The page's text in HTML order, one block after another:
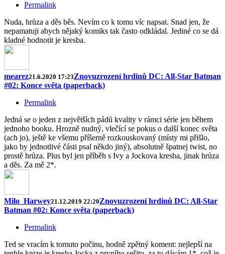
Permalink
Nuda, hrůza a děs běs. Nevím co k tomu víc napsat. Snad jen, že
nepamatuji abych nějaký komiks tak často odkládal. Jediné co se dá
kladné hodnotit je kresba.
mearez21.6.2020 17:23Znovuzrození hrdinů DC: All-Star Batman
#02: Konce světa (paperback)
Permalink
Jedná se o jeden z největších pádů kvality v rámci série jen během
jednoho booku. Hrozně nudný, vlečící se pokus o další konec světa
(ach jo), ještě ke všemu příšerně rozkouskovaný (místy mi přišlo,
jako by jednotlivé části psal někdo jiný), absolutně špatnej twist, no
prostě hrůza. Plus byl jen příběh s Ivy a Jockova kresba, jinak hrůza
a děs. Za mě 2*.
Milo_Harwey21.12.2019 22:20Znovuzrození hrdinů DC: All-Star
Batman #02: Konce světa (paperback)
Permalink
Ted se vracím k tomuto počinu, hodně zpětný koment: nejlepší na